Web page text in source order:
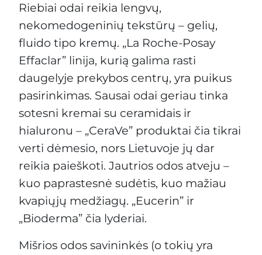
Riebiai odai reikia lengvų,
nekomedogeninių tekstūrų – gelių,
fluido tipo kremų. „La Roche-Posay
Effaclar” linija, kurią galima rasti
daugelyje prekybos centrų, yra puikus
pasirinkimas. Sausai odai geriau tinka
sotesni kremai su ceramidais ir
hialuronu – „CeraVe” produktai čia tikrai
verti dėmesio, nors Lietuvoje jų dar
reikia paieškoti. Jautrios odos atveju –
kuo paprastesnė sudėtis, kuo mažiau
kvapiųjų medžiagų. „Eucerin” ir
„Bioderma” čia lyderiai.
Mišrios odos savininkės (o tokių yra